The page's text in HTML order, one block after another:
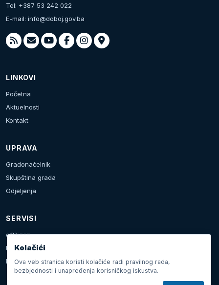
Tel: +387 53 242 022
E-mail: info@doboj.gov.ba
LINKOVI
Početna
Aktuelnosti
Kontakt
UPRAVA
Gradonačelnik
Skupština grada
Odjeljenja
SERVISI
eCitizen
Prijava problema
Kalendar dešavanja
Kolačići
Ova veb stranica koristi kolačiće radi pravilnog rada,
bezbjednosti i unapređenja korisničkog iskustva.